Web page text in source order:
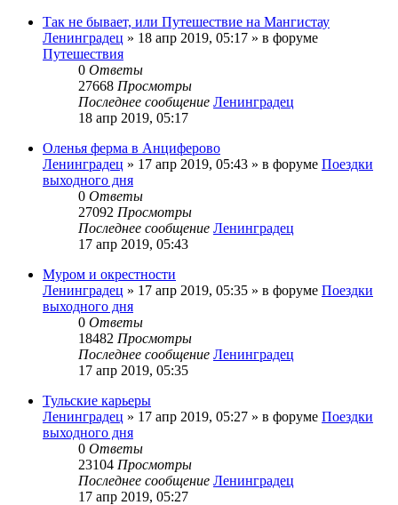
Так не бывает, или Путешествие на Мангистау
Ленинградец » 18 апр 2019, 05:17 » в форуме
Путешествия
0 Ответы
27668 Просмотры
Последнее сообщение Ленинградец
18 апр 2019, 05:17
Оленья ферма в Анциферово
Ленинградец » 17 апр 2019, 05:43 » в форуме Поездки
выходного дня
0 Ответы
27092 Просмотры
Последнее сообщение Ленинградец
17 апр 2019, 05:43
Муром и окрестности
Ленинградец » 17 апр 2019, 05:35 » в форуме Поездки
выходного дня
0 Ответы
18482 Просмотры
Последнее сообщение Ленинградец
17 апр 2019, 05:35
Тульские карьеры
Ленинградец » 17 апр 2019, 05:27 » в форуме Поездки
выходного дня
0 Ответы
23104 Просмотры
Последнее сообщение Ленинградец
17 апр 2019, 05:27